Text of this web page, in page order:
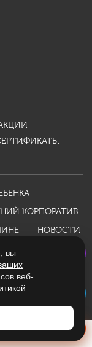
стоимости
вы
веб-
КОРПОРАТИВ
НОВОСТИ